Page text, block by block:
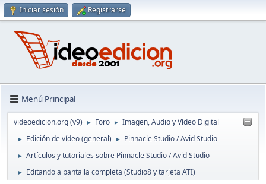
Iniciar sesión Registrarse
Menú Principal
videoedicion.org (v9) ► Foro ► Imagen, Audio y Vídeo Digital
► Edición de vídeo (general) ► Pinnacle Studio / Avid Studio
► Artículos y tutoriales sobre Pinnacle Studio / Avid Studio
► Editando a pantalla completa (Studio8 y tarjeta ATI)